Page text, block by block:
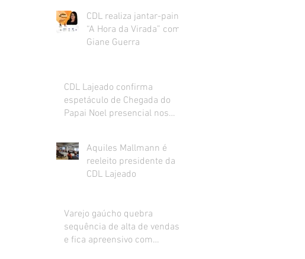
CDL realiza jantar-painel
“A Hora da Virada” com
Giane Guerra
CDL Lajeado confirma
espetáculo de Chegada do
Papai Noel presencial nos
Aquiles Mallmann é
reeleito presidente da
CDL Lajeado
Varejo gaúcho quebra
sequência de alta de vendas
e fica apreensivo com